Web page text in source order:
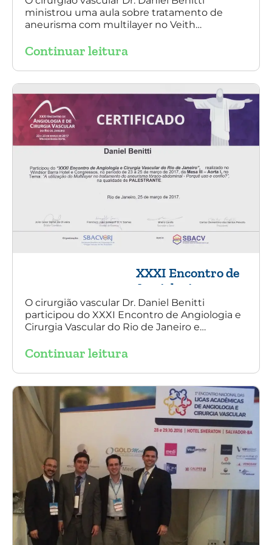
ministrou uma aula sobre tratamento de
aneurisma com multilayer no Veith
Continuar leitura
XXXI Encontro de
Angiologia e
Cirurgia Vascular
do Rio de Janeiro
O cirurgião vascular Dr. Daniel Benitti
participou do XXXI Encontro de Angiologia e
Cirurgia Vascular do Rio de Janeiro e
multilayer no tratamento de aneurisma
Continuar leitura